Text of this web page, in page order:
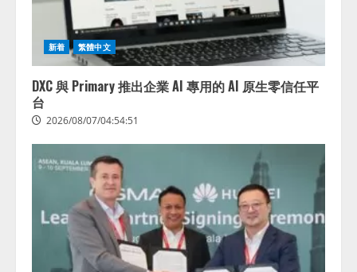
新着 繁體中文
DXC 與 Primary 推出企業 AI 專用的 AI 原生零信任平
台
2026/08/07/04:54:51